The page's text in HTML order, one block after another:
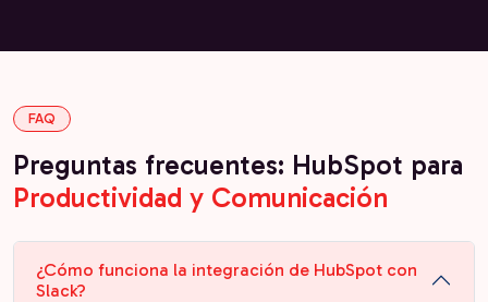
FAQ
Preguntas frecuentes: HubSpot para
Productividad y Comunicación
¿Cómo funciona la integración de HubSpot con
Slack?